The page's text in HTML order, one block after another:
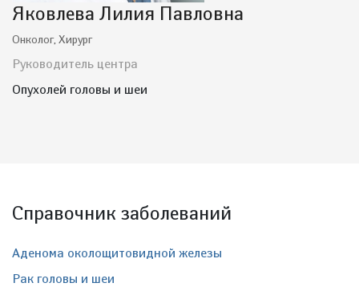
Яковлева Лилия Павловна
Онколог, Хирург
Руководитель центра
Опухолей головы и шеи
Справочник заболеваний
Аденома околощитовидной железы
Рак головы и шеи